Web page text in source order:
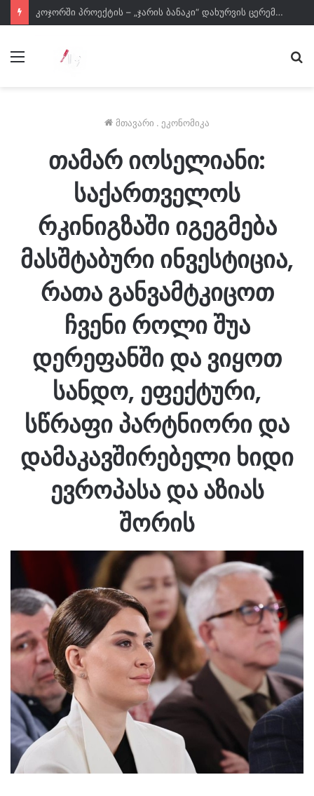
კოჯორში პროექტის – „ჯარის ბანაკი“ დახურვის ცერემონია გაიმართა
მენიუ
მთავარი . ეკონომიკა
თამარ იოსელიანი:
საქართველოს
რკინიგზაში იგეგმება
მასშტაბური ინვესტიცია,
რათა განვამტკიცოთ
ჩვენი როლი შუა
დერეფანში და ვიყოთ
სანდო, ეფექტური,
სწრაფი პარტნიორი და
დამაკავშირებელი ხიდი
ევროპასა და აზიას
შორის